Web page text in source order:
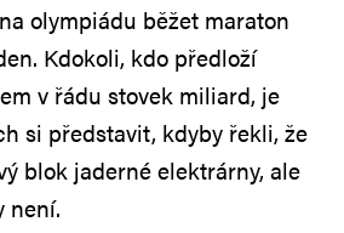
olympiádu běžet maraton
Kdokoli, kdo předloží
v řádu stovek miliard, je
si představit, kdyby řekli, že
blok jaderné elektrárny, ale
není.